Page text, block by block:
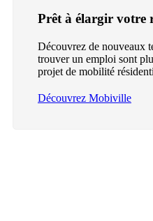
Prêt à élargir votre
Découvrez de nouveaux
trouver un emploi sont
projet de mobilité
Découvrez Mobiville